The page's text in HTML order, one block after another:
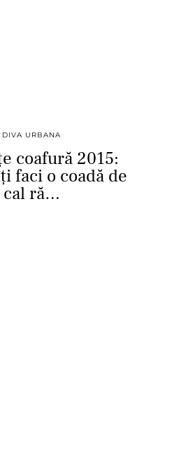
DIVA URBANA
coafură 2015:
faci o coadă de
cal ră…